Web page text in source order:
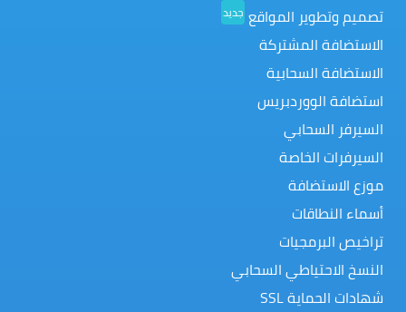
تصميم وتطوير المواقعجديد
الاستضافة المشتركة
الاستضافة السحابية
استضافة الووردبريس
السيرفر السحابي
السيرفرات الخاصة
موزع الاستضافة
أسماء النطاقات
تراخيص البرمجيات
النسخ الاحتياطي السحابي
شهادات الحماية SSL